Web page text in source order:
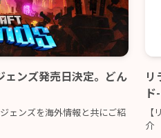
ェンズ発売日決定。どん
ェンズを海外情報と共にご紹
リ
ド-
介